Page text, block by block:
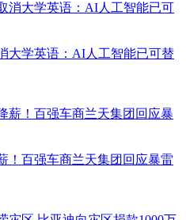
大学英语：AI人工智能已可替
！百强车商兰天集团回应暴雷